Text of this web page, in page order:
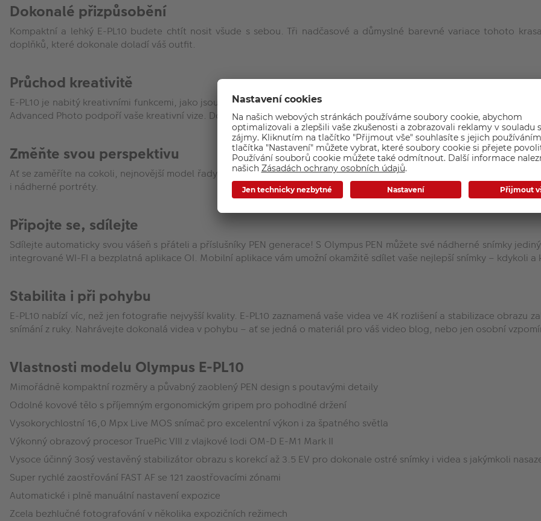
Dokonalé přizpůsobění
Kompaktní a lehký E-PL10 budete chtít nosit všude s sebou. Tři nadčasové a důmyslné barevné variace tohoto
doplňků, které dokonale doladí váš outfit.
Průchod kreativitě
E-PL10 je nabitý kreativními funkcemi, jako jsou například umělecké filtry, které dodají vašim příspěvkům na
Advanced Photo podpoří vaše kreativní vize. Dokonce nabízí optimalizované rozhraní dotykové obrazovky, se kterým
Změňte svou perspektivu
Ať se zaměříte na cokoli, nejnovější model řady PEN vám vždy zajistí ty nejlepší snímky. Díky široké nabídce objektivů
i nádherné portréty.
Připojte se, sdílejte
Sdílejte automaticky svou vášeň s přáteli a příslušníky PEN generace! S Olympus PEN můžete své nádherné snímky
integrované WI-FI a bezplatná aplikace OI. Mobilní aplikace vám umožní okamžitě sdílet vaše nejlepší snímky – kdykoli a
Stabilita i při pohybu
E-PL10 nabízí víc, než jen fotografie nejvyšší kvality. E-PL10 zaznamená vaše videa ve 4K rozlišení a stabilizace
snímání z ruky. Nahrávejte dokonalá videa v pohybu – ať se jedná o materiál pro váš video blog, nebo jen osobní
Vlastnosti modelu Olympus E-PL10
Mimořádně kompaktní rozměry a půvabný zaoblený PEN design s poutavými detaily
Odolné kovové tělo s příjemným ergonomickým gripem pro pohodlné držení
Vysokorychlostní 16,0 Mpx Live MOS snímač pro excelentní výkon i za špatného světla
Výkonný obrazový procesor TruePic VIII z vlajkové lodi OM-D E-M1 Mark II
Vysoce účinný 3osý vestavěný stabilizátor obrazu s korekcí až 3.5 EV pro dokonale ostré snímky i videa s jakýmkoli
Super rychlé zaostřování FAST AF se 121 zaostřovacími zónami
Automatické i plně manuální nastavení expozice
Zcela bezhlučné fotografování v několika expozičních režimech